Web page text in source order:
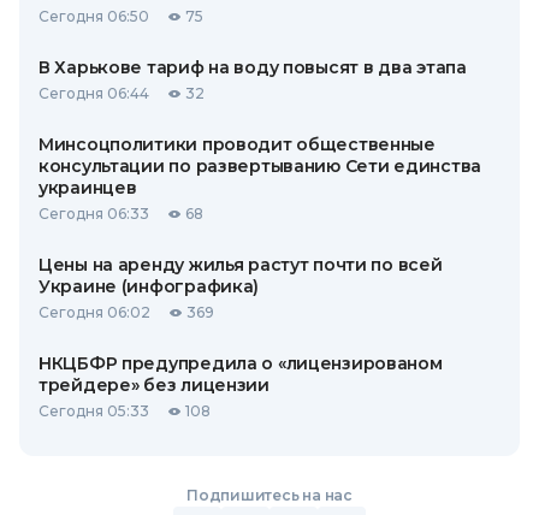
Сегодня 06:50 75
В Харькове тариф на воду повысят в два этапа
Сегодня 06:44 32
Минсоцполитики проводит общественные
консультации по развертыванию Сети единства
украинцев
Сегодня 06:33 68
Цены на аренду жилья растут почти по всей
Украине (инфографика)
Сегодня 06:02 369
НКЦБФР предупредила о «лицензированом
трейдере» без лицензии
Сегодня 05:33 108
Подпишитесь на нас